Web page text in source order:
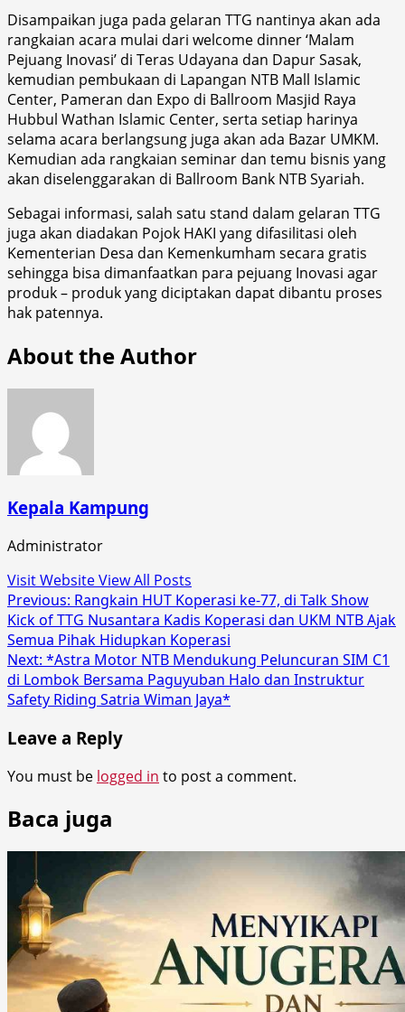
Disampaikan juga pada gelaran TTG nantinya akan ada
rangkaian acara mulai dari welcome dinner ‘Malam
Pejuang Inovasi’ di Teras Udayana dan Dapur Sasak,
kemudian pembukaan di Lapangan NTB Mall Islamic
Center, Pameran dan Expo di Ballroom Masjid Raya
Hubbul Wathan Islamic Center, serta setiap harinya
selama acara berlangsung juga akan ada Bazar UMKM.
Kemudian ada rangkaian seminar dan temu bisnis yang
akan diselenggarakan di Ballroom Bank NTB Syariah.
Sebagai informasi, salah satu stand dalam gelaran TTG
juga akan diadakan Pojok HAKI yang difasilitasi oleh
Kementerian Desa dan Kemenkumham secara gratis
sehingga bisa dimanfaatkan para pejuang Inovasi agar
produk – produk yang diciptakan dapat dibantu proses
hak patennya.
About the Author
Kepala Kampung
Administrator
Visit WebsiteView All Posts
Post
navigation
Previous: Rangkain HUT Koperasi ke-77, di Talk Show
Kick of TTG Nusantara Kadis Koperasi dan UKM NTB Ajak
Semua Pihak Hidupkan Koperasi
Next: *Astra Motor NTB Mendukung Peluncuran SIM C1
di Lombok Bersama Paguyuban Halo dan Instruktur
Safety Riding Satria Wiman Jaya*
Leave a Reply
You must be logged in to post a comment.
Baca juga